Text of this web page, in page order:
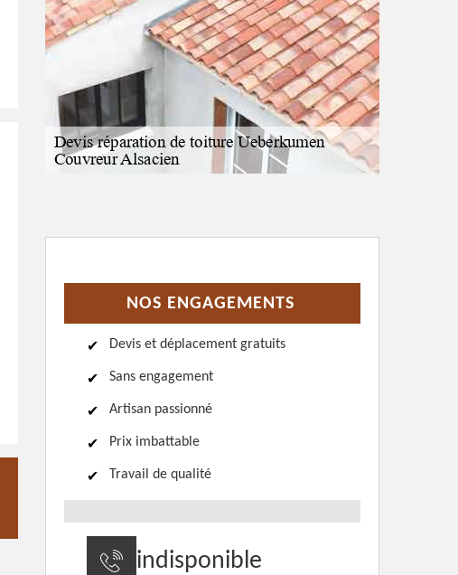
NOS ENGAGEMENTS
Devis et déplacement gratuits
Sans engagement
Artisan passionné
Prix imbattable
Travail de qualité
indisponible